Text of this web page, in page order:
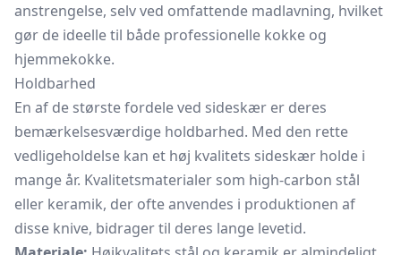
anstrengelse, selv ved omfattende madlavning, hvilket
gør de ideelle til både professionelle kokke og
hjemmekokke.
Holdbarhed
En af de største fordele ved sideskær er deres
bemærkelsesværdige holdbarhed. Med den rette
vedligeholdelse kan et høj kvalitets sideskær holde i
mange år. Kvalitetsmaterialer som high-carbon stål
eller keramik, der ofte anvendes i produktionen af
disse knive, bidrager til deres lange levetid.